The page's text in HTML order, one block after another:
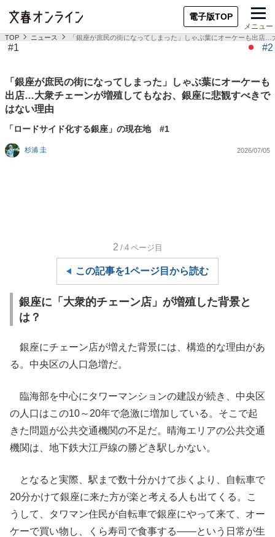
電子版TOP
メニュー
TOP ニュース 「銀座が庶民の街になってしまった」しゃぶ葉にオーケーも出店
#1 #2
「銀座が庶民の街になってしまった」しゃぶ葉にオーケーも
出店…大衆チェーンが増殖してもなお、銀座に悲観すべきで
はない理由
「ロードサイド化する銀座」の現在地 #1
杉浦 圭 2026/07/05
2 /4 ページ目
この記事を1ページ目から読む
銀座に「大衆的チェーン店」が増殖した背景と
は？
銀座にチェーン店が増えた背景には、構造的な理由があ
る。中央区の人口急増だ。
臨海部を中心にタワーマンションの建設が続き、中央区
の人口はこの10～20年で急激に増加している。そこで起
きた問題が公共交通機関の不足だ。晴海エリアの公共交通
機関は、地下鉄大江戸線の勝どき駅しかない。
となると実際、駅まで数十分かけて歩くより、自転車で
20分かけて銀座に来た方が楽と考える人も出てくる。こ
うして、タワマン住民が自転車で銀座にやって来て、オー
ケーで買い物し、くら寿司で食事する――という日常が生